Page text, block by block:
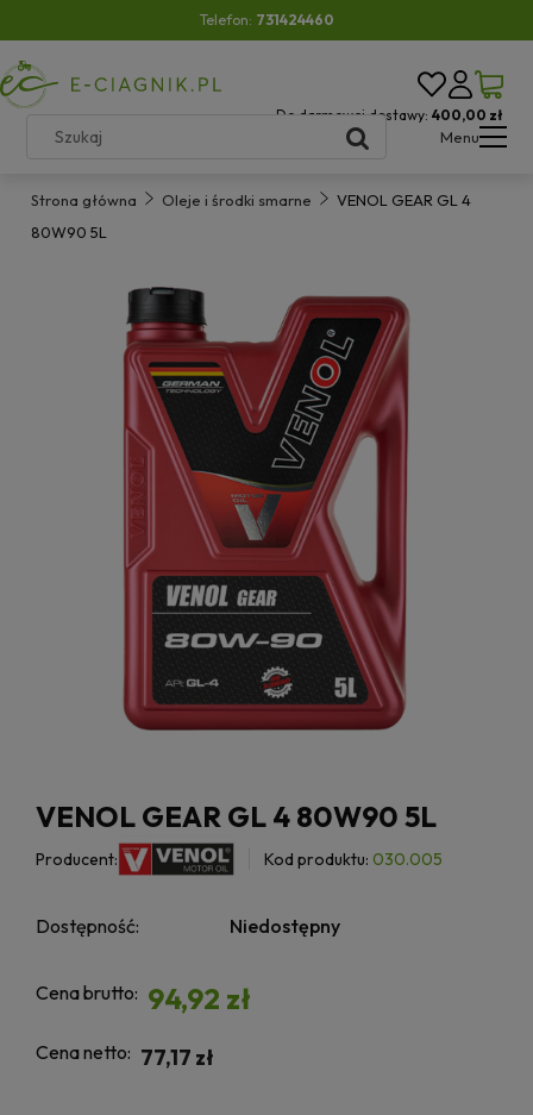
Telefon: 731424460
Do darmowej dostawy: 400,00 zł
Menu
Strona główna Oleje i środki smarne
VENOL GEAR GL 4
80W90 5L
VENOL GEAR GL 4 80W90 5L
Producent: Kod produktu: 030.005
Dostępność: Niedostępny
Cena brutto: 94,92 zł
Cena netto: 77,17 zł